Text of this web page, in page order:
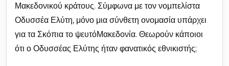
Μακεδονικού κράτους. Σύμφωνα με τον νομπελίστα
Οδυσσέα Ελύτη, μόνο μια σύνθετη ονομασία υπάρχει
για τα Σκόπια το ψευτόΜακεδονία. Θεωρούν κάποιοι
ότι ο Οδυσσέας Ελύτης ήταν φανατικός εθνικιστής;